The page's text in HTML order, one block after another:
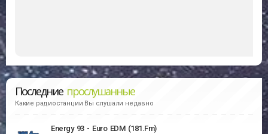
Последние прослушанные
Какие радиостанции Вы слушали недавно
Energy 93 - Euro EDM (181.Fm)